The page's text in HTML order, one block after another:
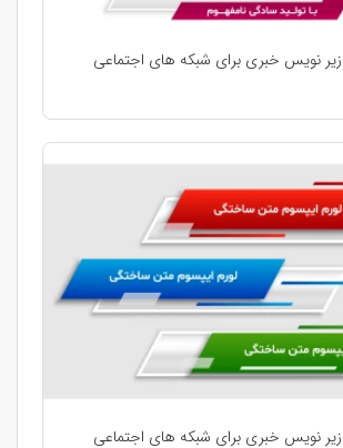
زیر نویس خبری برای شبکه های اجتماعی
زیر نویس خبری برای شبکه های اجتماعی